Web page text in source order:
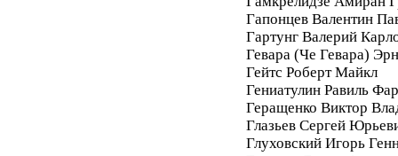
Гапонцев Валентин
Гартунг Валерий
Гевара (Че Гевара)
Гейтс Роберт Майкл
Гениатулин Равиль
Геращенко Виктор
Глазьев Сергей
Глуховский Игорь